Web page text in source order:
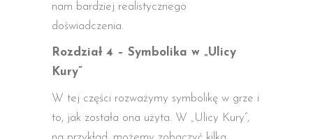
nam bardziej realistycznego
doświadczenia.
Rozdział 4 – Symbolika w „Ulicy
Kury”
W tej części rozważymy symbolikę w grze i
to, jak została ona użyta. W „Ulicy Kury”,